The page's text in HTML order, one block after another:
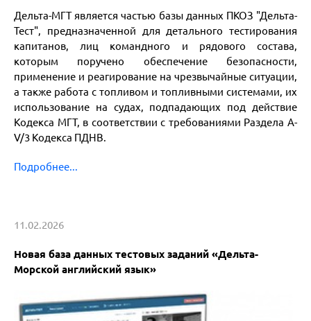
Дельта-МГТ является частью базы данных ПКОЗ "Дельта-
Тест", предназначенной для детального тестирования
капитанов, лиц командного и рядового состава,
которым поручено обеспечение безопасности,
применение и реагирование на чрезвычайные ситуации,
а также работа с топливом и топливными системами, их
использование на судах, подпадающих под действие
Кодекса МГТ, в соответствии с требованиями Раздела A-
V/3 Кодекса ПДНВ.
Подробнее...
11.02.2026
Новая база данных тестовых заданий «Дельта-
Морской английский язык»